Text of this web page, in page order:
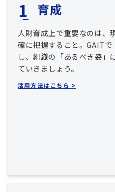
育成
人財育成上で重要なのは、
確に把握すること。GAIT
し、組織の「あるべき姿」
ていきましょう。
活用方法はこちら >